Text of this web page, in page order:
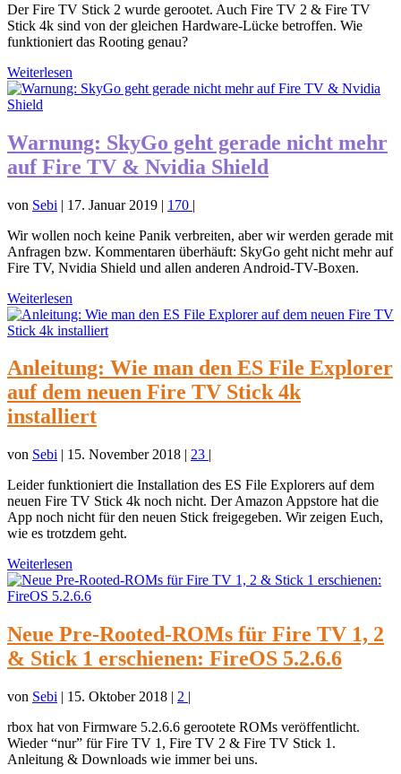
Der Fire TV Stick 2 wurde gerootet. Auch Fire TV 2 & Fire TV
Stick 4k sind von der gleichen Hardware-Lücke betroffen. Wie
funktioniert das Rooting genau?
Weiterlesen
Warnung: SkyGo geht gerade nicht mehr
auf Fire TV & Nvidia Shield
von Sebi | 17. Januar 2019 | 170 |
Wir wollen noch keine Panik verbreiten, aber wir werden gerade mit
Anfragen bzw. Kommentaren überhäuft: SkyGo geht nicht mehr auf
Fire TV, Nvidia Shield und allen anderen Android-TV-Boxen.
Weiterlesen
Anleitung: Wie man den ES File Explorer
auf dem neuen Fire TV Stick 4k
installiert
von Sebi | 15. November 2018 | 23 |
Leider funktioniert die Installation des ES File Explorers auf dem
neuen Fire TV Stick 4k noch nicht. Der Amazon Appstore hat die
App noch nicht für den neuen Stick freigegeben. Wir zeigen Euch,
wie es trotzdem geht.
Weiterlesen
Neue Pre-Rooted-ROMs für Fire TV 1, 2
& Stick 1 erschienen: FireOS 5.2.6.6
von Sebi | 15. Oktober 2018 | 2 |
rbox hat von Firmware 5.2.6.6 gerootete ROMs veröffentlicht.
Wieder “nur” für Fire TV 1, Fire TV 2 & Fire TV Stick 1.
Anleitung & Downloads wie immer bei uns.